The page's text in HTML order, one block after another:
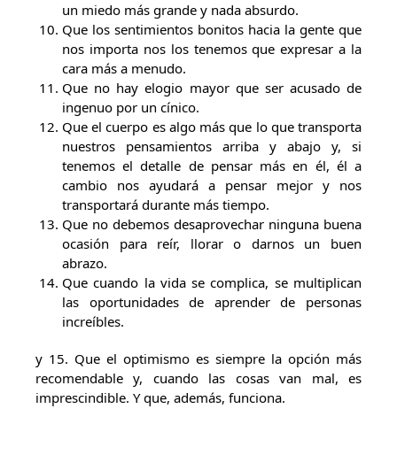
un miedo más grande y nada absurdo.
Que los sentimientos bonitos hacia la gente que
nos importa nos los tenemos que expresar a la
cara más a menudo.
Que no hay elogio mayor que ser acusado de
ingenuo por un cínico.
Que el cuerpo es algo más que lo que transporta
nuestros pensamientos arriba y abajo y, si
tenemos el detalle de pensar más en él, él a
cambio nos ayudará a pensar mejor y nos
transportará durante más tiempo.
Que no debemos desaprovechar ninguna buena
ocasión para reír, llorar o darnos un buen
abrazo.
Que cuando la vida se complica, se multiplican
las oportunidades de aprender de personas
increíbles.
y 15. Que el optimismo es siempre la opción más
recomendable y, cuando las cosas van mal, es
imprescindible. Y que, además, funciona.